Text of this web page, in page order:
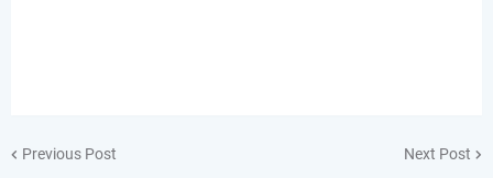
Previous Post Next Post